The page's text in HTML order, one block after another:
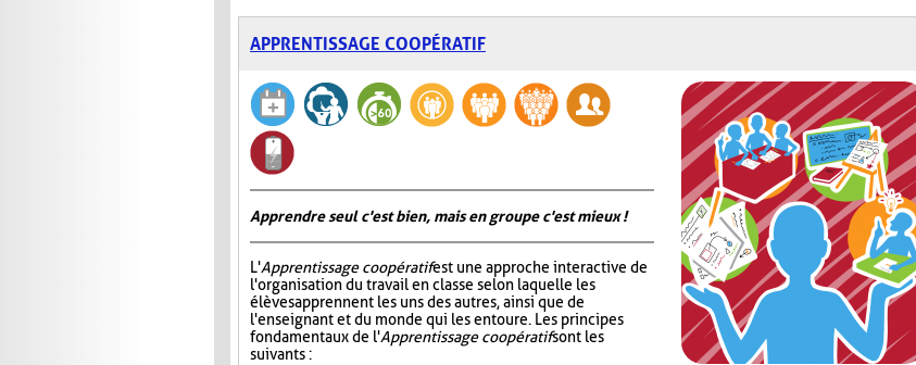
APPRENTISSAGE COOPÉRATIF
Apprendre seul c'est bien, mais en groupe c'est mieux !
L'Apprentissage coopératifest une approche interactive de
l'organisation du travail en classe selon laquelle les
élèves apprennent les uns des autres, ainsi que de
l'enseignant et du monde qui les entoure. Les principes
fondamentaux de l'Apprentissage coopératifsont les
suivants :